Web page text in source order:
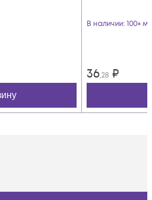
В наличии: 100+ м
36,28 ₽